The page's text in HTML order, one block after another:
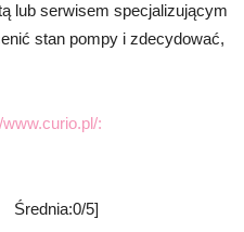
lub serwisem specjalizującym
stan pompy i zdecydować,
:
Średnia:0/5]